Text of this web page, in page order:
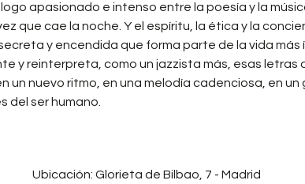
apasionado e intenso entre la poesía y la
que cae la noche. Y el espíritu, la ética y la
y encendida que forma parte de la vida
y reinterpreta, como un jazzista más, esas letras
un nuevo ritmo, en una melodía cadenciosa, en
del ser humano.
Ubicación: Glorieta de Bilbao, 7 - Madrid